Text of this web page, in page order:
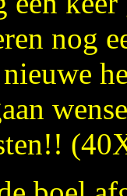
nog
nieuwe